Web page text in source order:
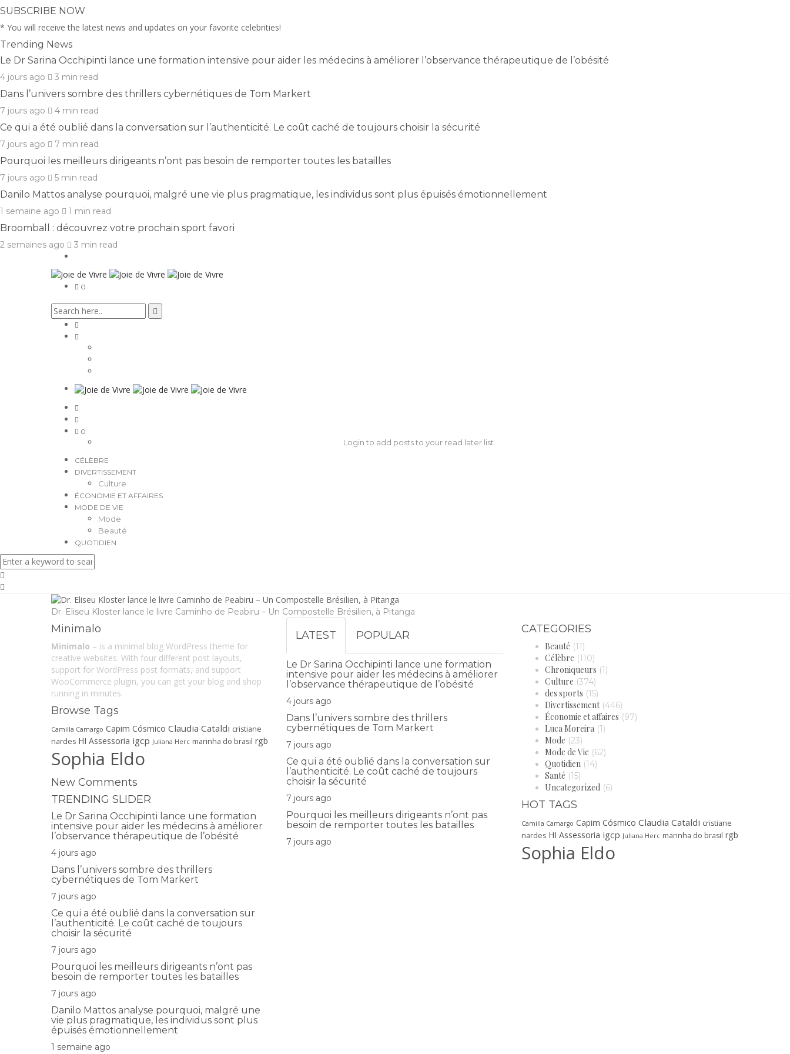
SUBSCRIBE NOW
* You will receive the latest news and updates on your favorite celebrities!
Trending News
Le Dr Sarina Occhipinti lance une formation intensive pour aider les médecins à améliorer l’observance thérapeutique de l’obésité
4 jours ago 3 min read
Dans l’univers sombre des thrillers cybernétiques de Tom Markert
7 jours ago 4 min read
Ce qui a été oublié dans la conversation sur l’authenticité. Le coût caché de toujours choisir la sécurité
7 jours ago 7 min read
Pourquoi les meilleurs dirigeants n’ont pas besoin de remporter toutes les batailles
7 jours ago 5 min read
Danilo Mattos analyse pourquoi, malgré une vie plus pragmatique, les individus sont plus épuisés émotionnellement
1 semaine ago 1 min read
Broomball : découvrez votre prochain sport favori
2 semaines ago 3 min read
0
0
Login to add posts to your read later list
CÉLÈBRE
DIVERTISSEMENT
Culture
ÉCONOMIE ET AFFAIRES
MODE DE VIE
Mode
Beauté
QUOTIDIEN
Dr. Eliseu Kloster lance le livre Caminho de Peabiru – Un Compostelle Brésilien, à Pitanga
Minimalo
Minimalo – is a minimal blog WordPress theme for
creative websites. With four different post layouts,
support for WordPress post formats, and support
WooCommerce plugin, you can get your blog and shop
running in minutes.
Browse Tags
Camilla Camargo Capim Cósmico Claudia Cataldi cristiane
nardes HI Assessoria igcp Juliana Herc marinha do brasil rgb
Sophia Eldo
New Comments
TRENDING SLIDER
Le Dr Sarina Occhipinti lance une formation
intensive pour aider les médecins à améliorer
l’observance thérapeutique de l’obésité
4 jours ago
Dans l’univers sombre des thrillers
cybernétiques de Tom Markert
7 jours ago
Ce qui a été oublié dans la conversation sur
l’authenticité. Le coût caché de toujours
choisir la sécurité
7 jours ago
Pourquoi les meilleurs dirigeants n’ont pas
besoin de remporter toutes les batailles
7 jours ago
Danilo Mattos analyse pourquoi, malgré une
vie plus pragmatique, les individus sont plus
épuisés émotionnellement
1 semaine ago
LATEST POPULAR
Le Dr Sarina Occhipinti lance une formation
intensive pour aider les médecins à améliorer
l’observance thérapeutique de l’obésité
4 jours ago
Dans l’univers sombre des thrillers
cybernétiques de Tom Markert
7 jours ago
Ce qui a été oublié dans la conversation sur
l’authenticité. Le coût caché de toujours
choisir la sécurité
7 jours ago
Pourquoi les meilleurs dirigeants n’ont pas
besoin de remporter toutes les batailles
7 jours ago
CATEGORIES
Beauté (11)
Célèbre (110)
Chroniqueurs (1)
Culture (374)
des sports (15)
Divertissement(446)
Économie et affaires (97)
Luca Moreira (1)
Mode (23)
Mode de Vie (62)
Quotidien (14)
Santé (15)
Uncategorized (6)
HOT TAGS
Camilla Camargo Capim Cósmico Claudia Cataldi cristiane
nardes HI Assessoria igcp Juliana Herc marinha do brasil rgb
Sophia Eldo